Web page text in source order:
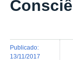
publicado:
13/11/2017